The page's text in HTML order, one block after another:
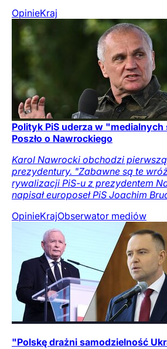
OpinieKraj
Polityk PiS uderza w
Poszło o Nawrockiego
Karol Nawrocki obchodzi
prezydentury. "Zabawne są te
rywalizacji PiS-u z prezydentem
napisał europoseł PiS Joachim
OpinieKrajObserwator mediów
"Polskę drażni samodzielność